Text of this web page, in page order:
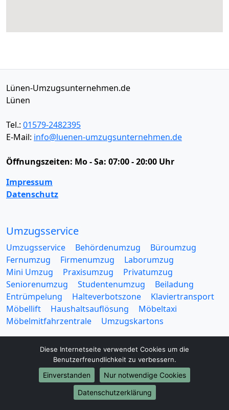
Lünen-Umzugsunternehmen.de
Lünen
Tel.: 01579-2482395
E-Mail: info@luenen-umzugsunternehmen.de
Öffnungszeiten: Mo - Sa: 07:00 - 20:00 Uhr
Impressum
Datenschutz
Umzugsservice
Umzugsservice Behördenumzug
Büroumzug
Fernumzug
Firmenumzug
Laborumzug
Mini Umzug
Praxisumzug
Privatumzug
Seniorenumzug
Studentenumzug
Beiladung
Entrümpelung
Halteverbotszone
Klaviertransport
Möbellift
Haushaltsauflösung
Möbeltaxi
Möbelmitfahrzentrale
Umzugskartons
Europa-Umzüge
Umzug von Lünen nach Belarus
Diese Internetseite verwendet Cookies um die
Benutzerfreundlichkeit zu verbessern.
Einverstanden
Nur notwendige Cookies
Datenschutzerklärung